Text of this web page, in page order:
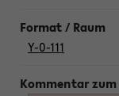
Y-0-111